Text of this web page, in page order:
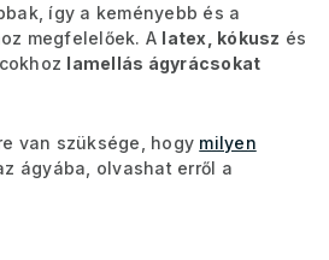
így a keményebb és a
megfelelőek. A latex, kókusz és
lamellás ágyrácsokat
van szüksége, hogy milyen
ágyába, olvashat erről a